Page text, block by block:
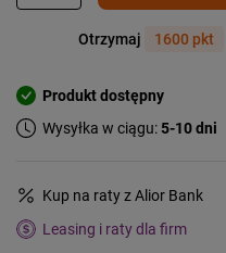
Otrzymaj 1600 pkt
Produkt dostępny
Wysyłka w ciągu:5-10 dni
Kup na raty z Alior Bank
Leasing i raty dla firm